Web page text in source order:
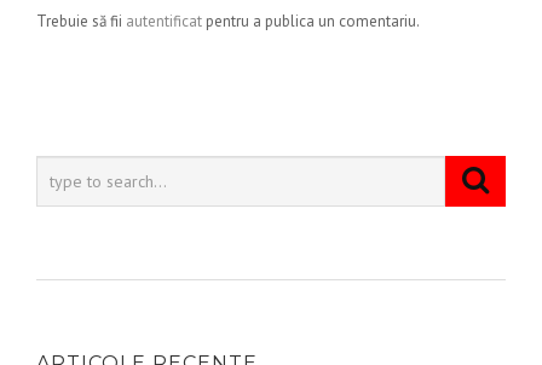
Trebuie să fii autentificat pentru a publica un comentariu.